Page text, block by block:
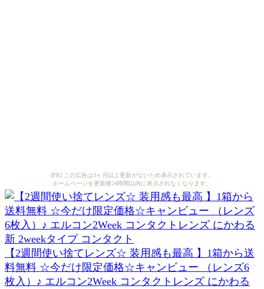
[PR] この広告は3ヶ月以上更新がないため表示されています。
ホームページを更新後24時間以内に表示されなくなります。
【2週間使い捨てレンズ☆ 装用感も最高 】1箱から送
料無料 ☆今だけ限定価格☆キャンビュー （レンズ6
枚入）♪ エルコン2Week コンタクトレンズ にかわる